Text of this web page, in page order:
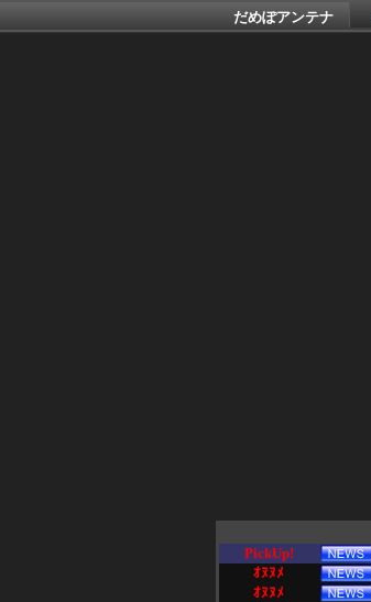
だめぽアンテナ
PickUp!
ｵﾇﾇﾒ
ｵﾇﾇﾒ